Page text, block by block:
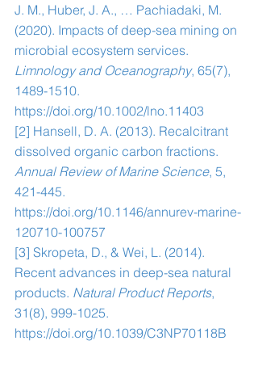
J. M., Huber, J. A., … Pachiadaki, M.
(2020). Impacts of deep-sea mining on
microbial ecosystem services.
Limnology and Oceanography, 65(7),
1489-1510.
https://doi.org/10.1002/lno.11403
[2] Hansell, D. A. (2013). Recalcitrant
dissolved organic carbon fractions.
Annual Review of Marine Science, 5,
421-445.
https://doi.org/10.1146/annurev-marine-
120710-100757
[3] Skropeta, D., & Wei, L. (2014).
Recent advances in deep-sea natural
products. Natural Product Reports,
31(8), 999-1025.
https://doi.org/10.1039/C3NP70118B